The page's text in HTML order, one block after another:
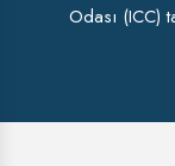
Odası (ICC)